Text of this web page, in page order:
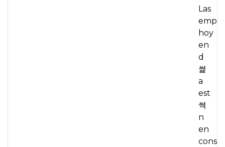
Las
hoy
en
d
쎭
a
est
쎡
n
en